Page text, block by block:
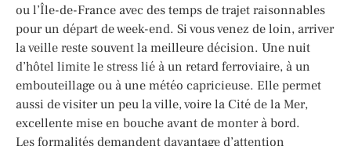
ou l’Île-de-France avec des temps de trajet raisonnables
pour un départ de week-end. Si vous venez de loin, arriver
la veille reste souvent la meilleure décision. Une nuit
d’hôtel limite le stress lié à un retard ferroviaire, à un
embouteillage ou à une météo capricieuse. Elle permet
aussi de visiter un peu la ville, voire la Cité de la Mer,
excellente mise en bouche avant de monter à bord.
Les formalités demandent davantage d’attention